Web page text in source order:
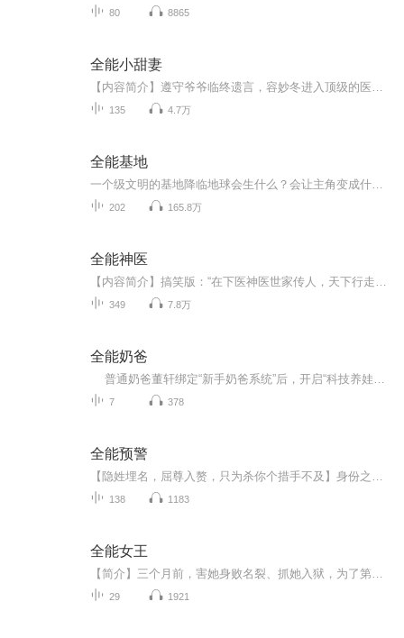
80 8865
全能小甜妻
135 4.7万
全能基地
202 165.8万
全能神医
349 7.8万
全能奶爸
7 378
全能预警
138 1183
全能女王
29 1921